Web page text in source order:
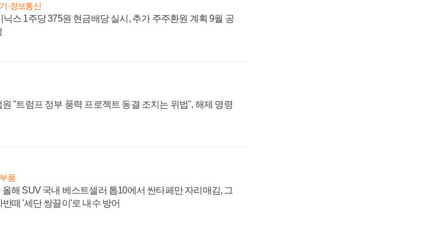
·정보통신
닉스 1주당 375원 현금배당 실시, 추가 주주환원 계획 9월 공
원 "트럼프 정부 풍력 프로젝트 동결 조치는 위법", 해제 명령
품
올해 SUV 국내 베스트셀러 톱10에서 싼타페만 자리매김, 그
반떼 '세단 쌍끌이'로 내수 방어